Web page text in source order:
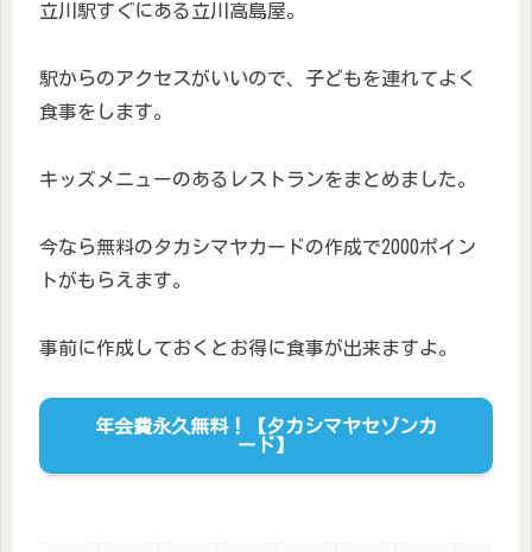
立川駅すぐにある立川高島屋。
駅からのアクセスがいいので、子どもを連れてよく
食事をします。
キッズメニューのあるレストランをまとめました。
今なら無料のタカシマヤカードの作成で2000ポイン
トがもらえます。
事前に作成しておくとお得に食事が出来ますよ。
年会費永久無料！【タカシマヤセゾンカ
ード】